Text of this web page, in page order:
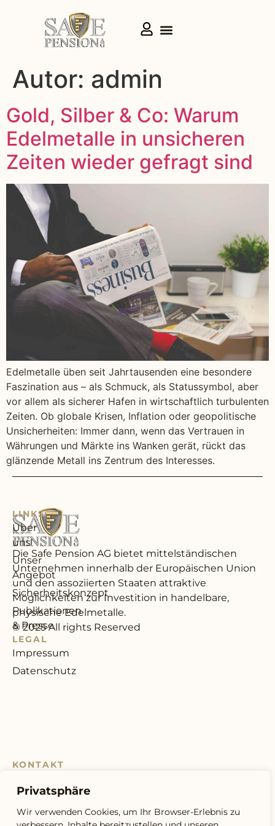
Privatsphäre
Wir verwenden Cookies, um Ihr Browser-Erlebnis zu
Autor: admin
Gold, Silber & Co: Warum
Edelmetalle in unsicheren
Zeiten wieder gefragt sind
Edelmetalle üben seit Jahrtausenden eine besondere
Faszination aus – als Schmuck, als Statussymbol, aber
vor allem als sicherer Hafen in wirtschaftlich turbulenten
Zeiten. Ob globale Krisen, Inflation oder geopolitische
Unsicherheiten: Immer dann, wenn das Vertrauen in
Währungen und Märkte ins Wanken gerät, rückt das
glänzende Metall ins Zentrum des Interesses.
Die Safe Pension AG bietet mittel­ständischen
Unternehmen innerhalb der Europäischen Union
und den assoziierten Staaten attraktive
Möglichkeiten zur Investition in handelbare,
physische Edelmetalle.
© 2025 All rights Reserved
LINKS
Über
uns
Unser
Angebot
Sicherheitskonzept
Publikationen
& Presse
LEGAL
Impressum
Datenschutz
KONTAKT
235
40
76